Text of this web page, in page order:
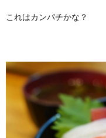
これはカンパチかな？